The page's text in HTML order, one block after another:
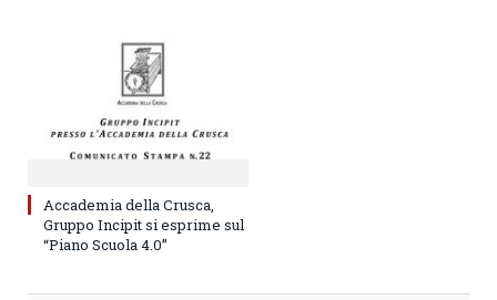
Accademia della Crusca,
Gruppo Incipit si esprime sul
“Piano Scuola 4.0”